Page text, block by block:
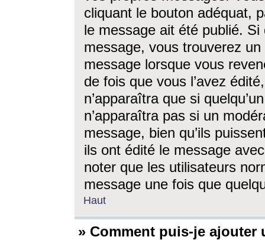
cliquant le bouton adéquat,
le message ait été publié. Si
message, vous trouverez
message lorsque vous
de fois que vous l’avez
n’apparaîtra que si
n’apparaîtra pas si un
message, bien qu’ils
ils ont édité le message
noter que les utilisateurs
message une fois que
Haut
» Comment puis-je ajouter